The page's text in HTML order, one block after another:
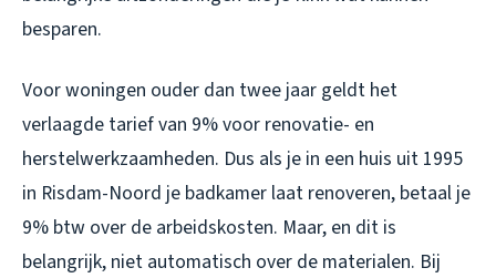
besparen.
Voor woningen ouder dan twee jaar geldt het
verlaagde tarief van 9% voor renovatie- en
herstelwerkzaamheden. Dus als je in een huis uit 1995
in Risdam-Noord je badkamer laat renoveren, betaal je
9% btw over de arbeidskosten. Maar, en dit is
belangrijk, niet automatisch over de materialen. Bij